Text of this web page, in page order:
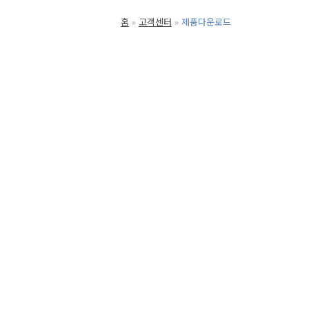
홈 고객센터 제품다운로드